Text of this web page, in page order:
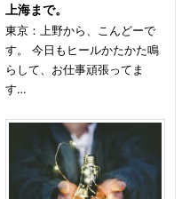
上海まで。
東京：上野から、こんどーで
す。 今日もヒールかたかた鳴
らして、お仕事頑張ってま
す…